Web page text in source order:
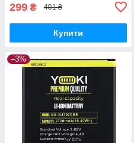
299 ₴ 401 ₴
Купити
–3%